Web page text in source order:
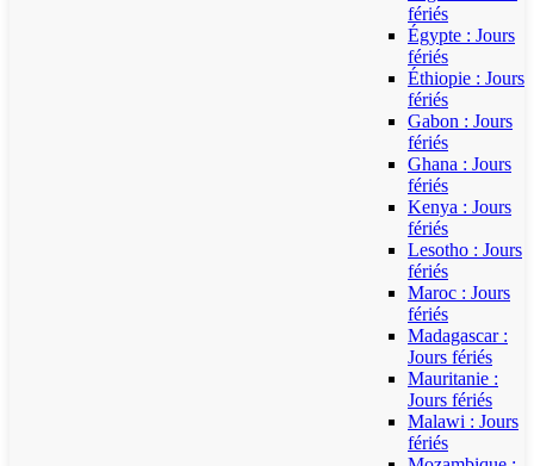
fériés
Égypte : Jours
fériés
Éthiopie : Jours
fériés
Gabon : Jours
fériés
Ghana : Jours
fériés
Kenya : Jours
fériés
Lesotho : Jours
fériés
Maroc : Jours
fériés
Madagascar :
Jours fériés
Mauritanie :
Jours fériés
Malawi : Jours
fériés